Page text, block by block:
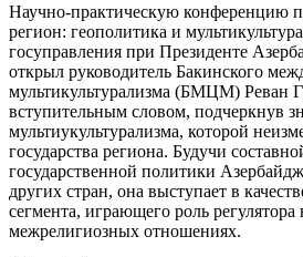
Научно-практическую конференцию
регион: геополитика и
госуправления при Президенте
открыл руководитель Бакинского
мультикультурализма (БМЦМ) Реван
вступительным словом, подчеркнув
мультиукультурализма, которой
государства региона. Будучи
государственной политики
других стран, она выступает в
сегмента, играющего роль
межрелигиозных отношениях.